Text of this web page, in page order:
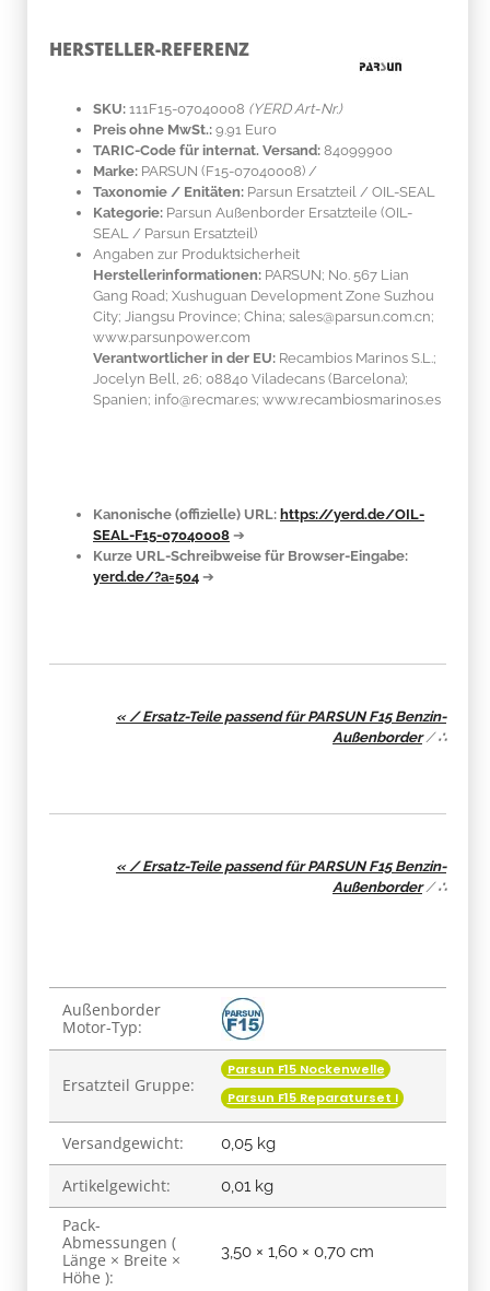
HERSTELLER-REFERENZ
SKU: 111F15-07040008 (YERD Art-Nr.)
Preis ohne MwSt.: 9.91 Euro
TARIC-Code für internat. Versand: 84099900
Marke: PARSUN (F15-07040008) /
Taxonomie / Enitäten: Parsun Ersatzteil / OIL-SEAL
Kategorie: Parsun Außenborder Ersatzteile (OIL-
SEAL / Parsun Ersatzteil)
Angaben zur Produktsicherheit
Herstellerinformationen: PARSUN; No. 567 Lian
Gang Road; Xushuguan Development Zone Suzhou
City; Jiangsu Province; China; sales@parsun.com.cn;
www.parsunpower.com
Verantwortlicher in der EU: Recambios Marinos S.L.;
Jocelyn Bell, 26; 08840 Viladecans (Barcelona);
Spanien; info@recmar.es; www.recambiosmarinos.es
Kanonische (offizielle) URL: https://yerd.de/OIL-
SEAL-F15-07040008 ➔
Kurze URL-Schreibweise für Browser-Eingabe:
yerd.de/?a=504 ➔
« / Ersatz-Teile passend für PARSUN F15 Benzin-
Außenborder/∴
« / Ersatz-Teile passend für PARSUN F15 Benzin-
Außenborder/∴
Produkteigenschaft
Wert
Außenborder
Motor-Typ:
Ersatzteil Gruppe:
Parsun F15 Nockenwelle
Parsun F15 Reparaturset I
Versandgewicht: 0,05 kg
Artikelgewicht: 0,01 kg
Pack-
Abmessungen (
Länge × Breite ×
Höhe ):
3,50 × 1,60 × 0,70 cm